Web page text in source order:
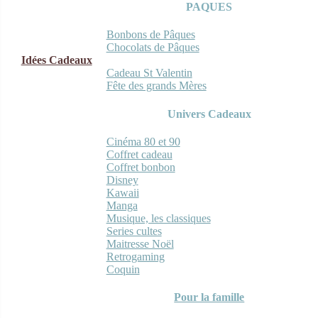
PAQUES
Bonbons de Pâques
Chocolats de Pâques
Idées Cadeaux
Cadeau St Valentin
Fête des grands Mères
Univers Cadeaux
Cinéma 80 et 90
Coffret cadeau
Coffret bonbon
Disney
Kawaii
Manga
Musique, les classiques
Series cultes
Maitresse Noël
Retrogaming
Coquin
Pour la famille